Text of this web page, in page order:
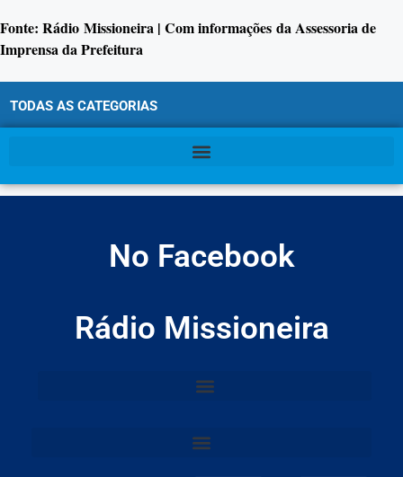
Fonte: Rádio Missioneira | Com informações da Assessoria de
Imprensa da Prefeitura
TODAS AS CATEGORIAS
No Facebook
Rádio Missioneira